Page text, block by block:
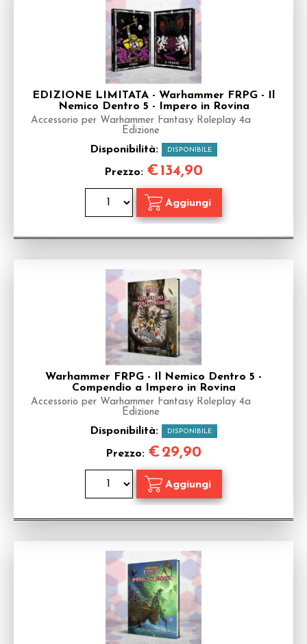
EDIZIONE LIMITATA - Warhammer FRPG - Il
Nemico Dentro 5 - Impero in Rovina
Accessorio per Warhammer Fantasy Roleplay 4a
Edizione
Disponibilità: DISPONIBILE
Prezzo: €134,90
Warhammer FRPG - Il Nemico Dentro 5 -
Compendio a Impero in Rovina
Accessorio per Warhammer Fantasy Roleplay 4a
Edizione
Disponibilità: DISPONIBILE
Prezzo: € 29,90